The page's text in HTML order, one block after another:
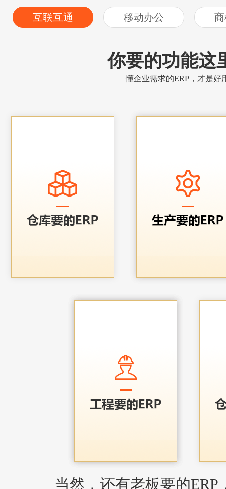
互联互通 移动办公
你要的功能这
懂企业需求的ERP，才是好
当然，还有老板要的ERP